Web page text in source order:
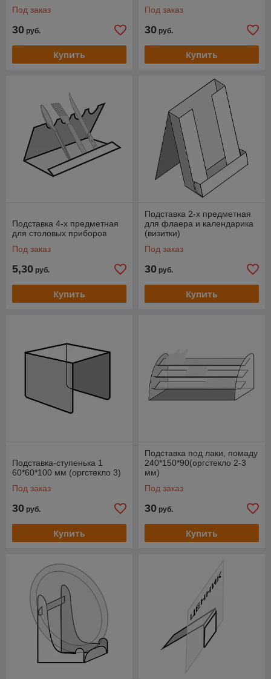
Под заказ
30 руб.
Купить
Под заказ
30 руб.
Купить
Подставка 4-х предметная
для столовых приборов
Под заказ
5,30 руб.
Купить
Подставка 2-х предметная
для флаера и календарика
(визитки)
Под заказ
30 руб.
Купить
Подставка-ступенька 1
60*60*100 мм (оргстекло 3)
Под заказ
30 руб.
Купить
Подставка под лаки, помаду
240*150*90(оргстекло 2-3
мм)
Под заказ
30 руб.
Купить